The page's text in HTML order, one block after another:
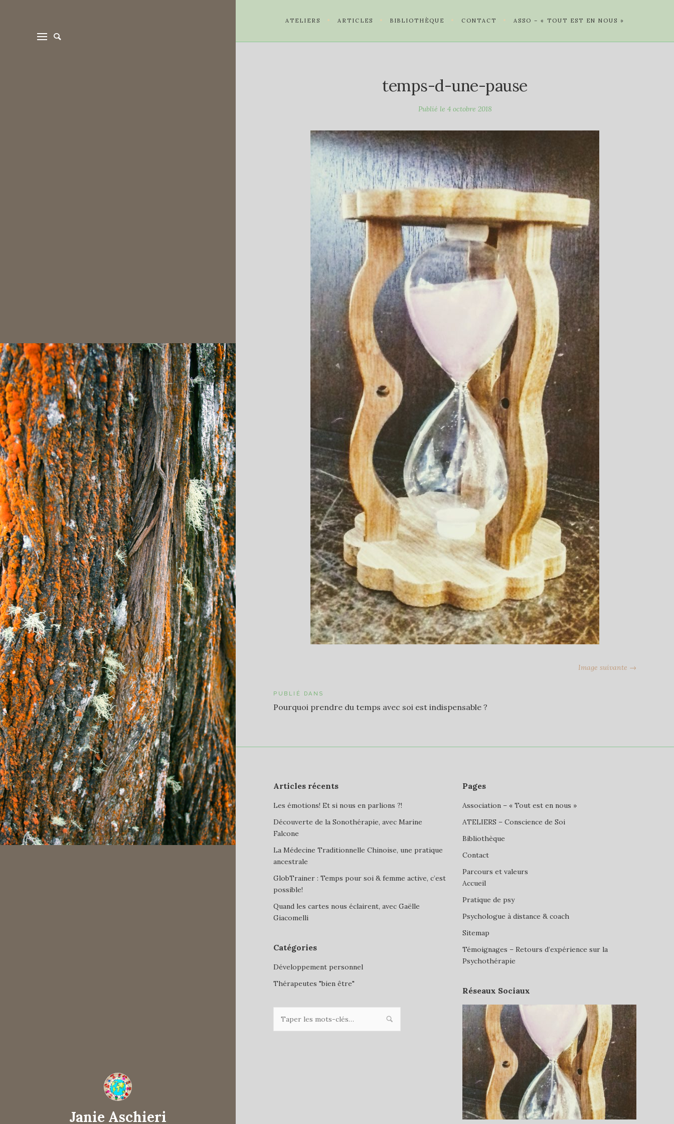
Janie Aschieri
ATELIERS ARTICLES BIBLIOTHÈQUE CONTACT ASSO – « TOUT EST EN NOUS »
temps-d-une-pause
Publié le 4 octobre 2018
Image suivante →
Navigation
de
PUBLIÉ DANS
Pourquoi prendre du temps avec soi est indispensable ?
Articles récents
Les émotions! Et si nous en parlions ?!
Découverte de la Sonothérapie, avec Marine
Falcone
La Médecine Traditionnelle Chinoise, une pratique
ancestrale
GlobTrainer : Temps pour soi & femme active, c’est
possible!
Quand les cartes nous éclairent, avec Gaëlle
Giacomelli
Catégories
Développement personnel
Thérapeutes "bien être"
Pages
Association – « Tout est en nous »
ATELIERS – Conscience de Soi
Bibliothèque
Contact
Parcours et valeurs
Accueil
Pratique de psy
Psychologue à distance & coach
Sitemap
Témoignages – Retours d’expérience sur la
Psychothérapie
Réseaux Sociaux